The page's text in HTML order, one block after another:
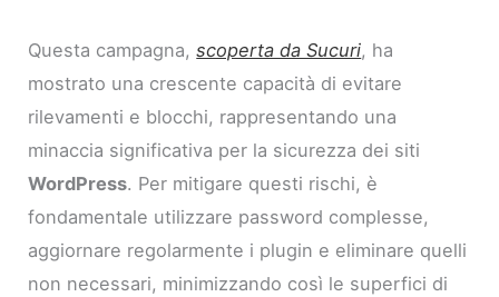
Questa campagna,scoperta da Sucuri, ha
mostrato una crescente capacità di evitare
rilevamenti e blocchi, rappresentando una
minaccia significativa per la sicurezza dei siti
WordPress. Per mitigare questi rischi, è
fondamentale utilizzare password complesse,
aggiornare regolarmente i plugin e eliminare quelli
non necessari, minimizzando così le superfici di